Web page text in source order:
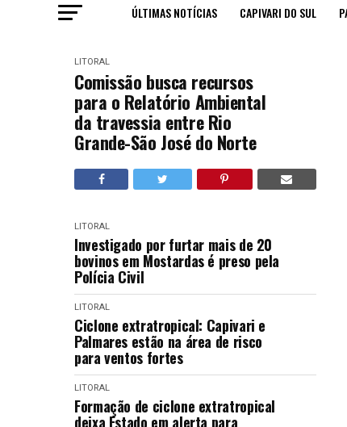
ÚLTIMAS NOTÍCIAS CAPIVARI DO SUL
LITORAL
Comissão busca recursos
para o Relatório Ambiental
da travessia entre Rio
Grande-São José do Norte
LITORAL
Investigado por furtar mais de 20
bovinos em Mostardas é preso pela
Polícia Civil
LITORAL
Ciclone extratropical: Capivari e
Palmares estão na área de risco
para ventos fortes
LITORAL
Formação de ciclone extratropical
deixa Estado em alerta para